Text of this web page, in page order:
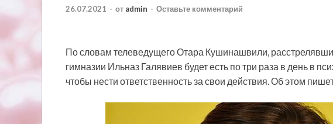
26.07.2021 - от admin - Оставьте комментарий
По словам телеведущего Отара Кушинашвили,
гимназии Ильназ Галявиев будет есть по три раза в день в
чтобы нести ответственность за свои действия. Об этом